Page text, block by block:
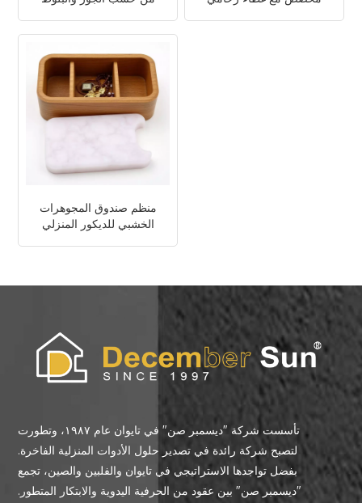
منظم صندوق المجوهرات
الخشبي للديكور المنزلي
تأسست شركة "ديسمبر صن" في تايوان عام ١٩٨٧، وتطورت
لتصبح شركة رائدة في تصدير حلول الأدوات المنزلية الفاخرة.
بفضل تواجدها الاستراتيجي في تايوان والفلبين والصين، تجمع
"ديسمبر صن" بين عقود من الحرفية اليدوية والابتكار المتطور.